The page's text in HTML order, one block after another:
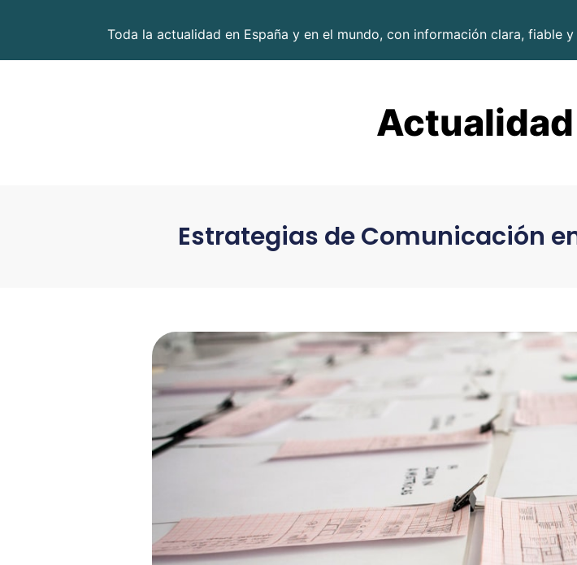
Toda la actualidad en España y en el mundo, con información clara, fiable
Estrategias de Comunicación